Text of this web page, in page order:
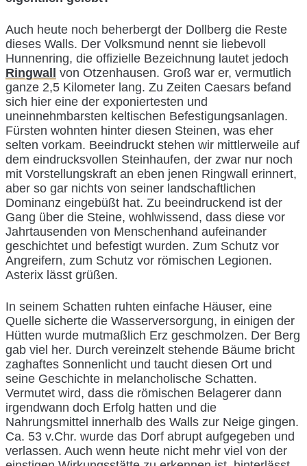
Auch heute noch beherbergt der Dollberg die Reste
dieses Walls. Der Volksmund nennt sie liebevoll
Hunnenring, die offizielle Bezeichnung lautet jedoch
Ringwall
von Otzenhausen. Groß war er, vermutlich
ganze 2,5 Kilometer lang. Zu Zeiten Caesars befand
sich hier eine der exponiertesten und
uneinnehmbarsten keltischen Befestigungsanlagen.
Fürsten wohnten hinter diesen Steinen, was eher
selten vorkam. Beeindruckt stehen wir mittlerweile auf
dem eindrucksvollen Steinhaufen, der zwar nur noch
mit Vorstellungskraft an eben jenen Ringwall erinnert,
aber so gar nichts von seiner landschaftlichen
Dominanz eingebüßt hat. Zu beeindruckend ist der
Gang über die Steine, wohlwissend, dass diese vor
Jahrtausenden von Menschenhand aufeinander
geschichtet und befestigt wurden. Zum Schutz vor
Angreifern, zum Schutz vor römischen Legionen.
Asterix lässt grüßen.
In seinem Schatten ruhten einfache Häuser, eine
Quelle sicherte die Wasserversorgung, in einigen der
Hütten wurde mutmaßlich Erz geschmolzen. Der Berg
gab viel her. Durch vereinzelt stehende Bäume bricht
zaghaftes Sonnenlicht und taucht diesen Ort und
seine Geschichte in melancholische Schatten.
Vermutet wird, dass die römischen Belagerer dann
irgendwann doch Erfolg hatten und die
Nahrungsmittel innerhalb des Walls zur Neige gingen.
Ca. 53 v.Chr. wurde das Dorf abrupt aufgegeben und
verlassen. Auch wenn heute nicht mehr viel von der